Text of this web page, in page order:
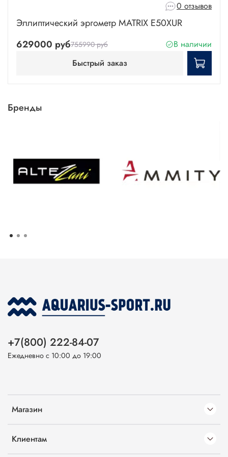
0 отзывов
Эллиптический эргометр MATRIX E50XUR
629000 руб755990 руб
В наличии
Быстрый заказ
Бренды
Магазин
Клиентам
+7(800) 222-84-07
Ежедневно с 10:00 до 19:00